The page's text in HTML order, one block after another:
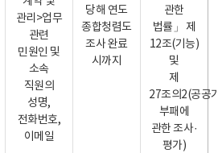
관리>업무
관련
민원인 및
소속
직원의
성명,
전화번호,
이메일
당해 연도
종합청렴도
조사 완료
시까지
관한
법률」 제
12조(기능)
및
제
27조의2(공공
부패에
관한 조사·
평가)